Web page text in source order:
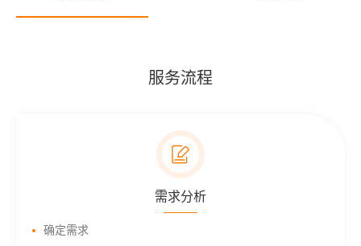
服务流程
需求分析
确定需求